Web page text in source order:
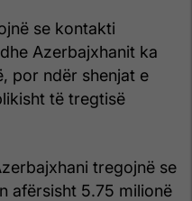
se kontakti
Azerbajxhanit ka
por ndër shenjat e
të tregtisë
tregojnë se
afërsisht 5.75 milionë